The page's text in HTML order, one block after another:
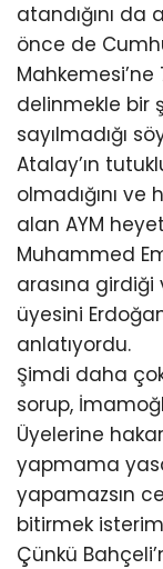
atandığını da
önce de
Mahkemesi’ne
delinmekle bir
sayılmadığı
Atalay’ın
olmadığını
alan AYM
Muhammed
arasına girdiği
üyesini
anlatıyordu.
Şimdi daha
sorup,
Üyelerine
yapmama
yapamazsın
bitirmek
Çünkü